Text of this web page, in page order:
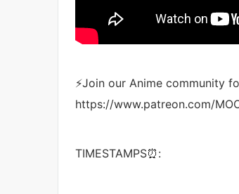
⚡️Join our Anime community
https://www.patreon.com/
TIMESTAMPS⏰: